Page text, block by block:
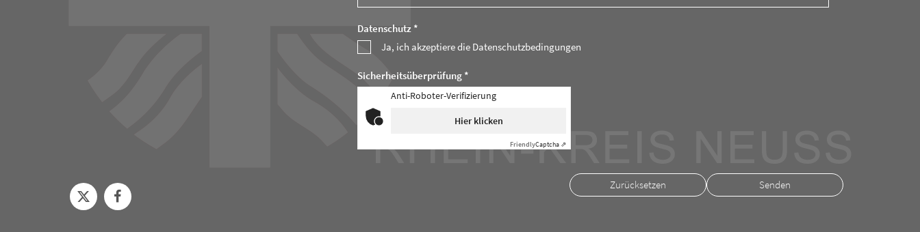
Datenschutz *
Ja, ich akzeptiere die Datenschutzbedingungen
Sicherheitsüberprüfung *
Anti-Roboter-Verifizierung
Hier klicken
FriendlyCaptcha ⇗
Zurücksetzen